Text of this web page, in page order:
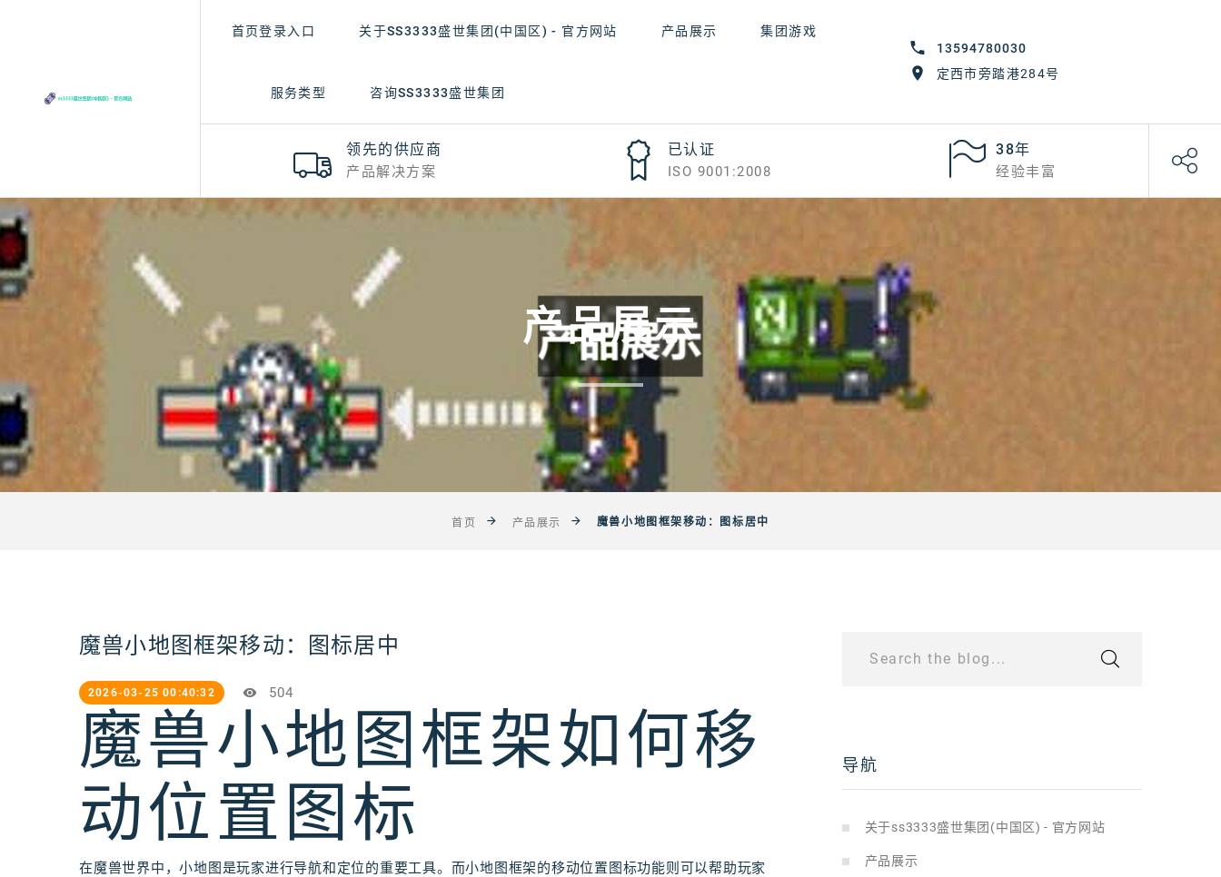
13594780030
定西市旁踏港284号
首页登录入口 关于SS3333盛世集团(中国区) - 官方网站 产品展示 集团游戏
服务类型 咨询SS3333盛世集团
领先的供应商
产品解决方案
已认证
ISO 9001:2008
38年
经验丰富
产品展示
首页 产品展示 魔兽小地图框架移动：图标居中
魔兽小地图框架移动：图标居中
2026-03-25 00:40:32 504
魔兽小地图框架如何移
动位置图标
在魔兽世界中，小地图是玩家进行导航和定位的重要工具。而小地图框架的移动位置图标功能则可以帮助玩家
Search the blog...
导航
关于ss3333盛世集团(中国区) - 官方网站
产品展示